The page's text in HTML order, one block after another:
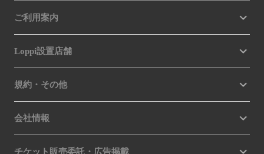
ご利用案内
Loppi設置店舗
規約・その他
会社情報
チケット販売委託・広告掲載